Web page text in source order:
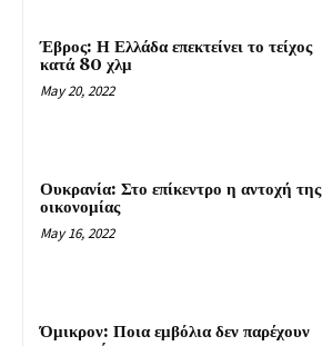
Έβρος: Η Ελλάδα επεκτείνει το τείχος
κατά 80 χλμ
May 20, 2022
Ουκρανία: Στο επίκεντρο η αντοχή της
οικονομίας
May 16, 2022
Όμικρον: Ποια εμβόλια δεν παρέχουν